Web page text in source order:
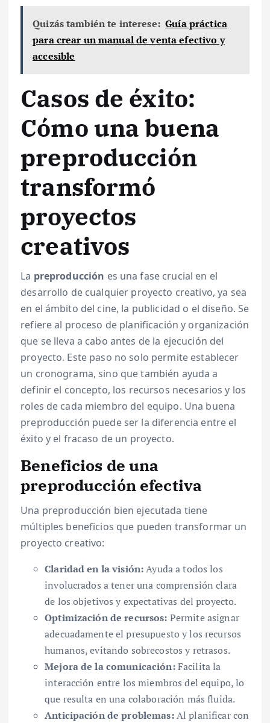
Quizás también te interese: Guía práctica
para crear un manual de venta efectivo y
accesible
Casos de éxito:
Cómo una buena
preproducción
transformó
proyectos
creativos
La preproducción es una fase crucial en el
desarrollo de cualquier proyecto creativo, ya sea
en el ámbito del cine, la publicidad o el diseño. Se
refiere al proceso de planificación y organización
que se lleva a cabo antes de la ejecución del
proyecto. Este paso no solo permite establecer
un cronograma, sino que también ayuda a
definir el concepto, los recursos necesarios y los
roles de cada miembro del equipo. Una buena
preproducción puede ser la diferencia entre el
éxito y el fracaso de un proyecto.
Beneficios de una
preproducción efectiva
Una preproducción bien ejecutada tiene
múltiples beneficios que pueden transformar un
proyecto creativo:
Claridad en la visión:Ayuda a todos los
involucrados a tener una comprensión clara
de los objetivos y expectativas del proyecto.
Optimización de recursos: Permite asignar
adecuadamente el presupuesto y los recursos
humanos, evitando sobrecostos y retrasos.
Mejora de la comunicación:Facilita la
interacción entre los miembros del equipo, lo
que resulta en una colaboración más fluida.
Anticipación de problemas:Al planificar con